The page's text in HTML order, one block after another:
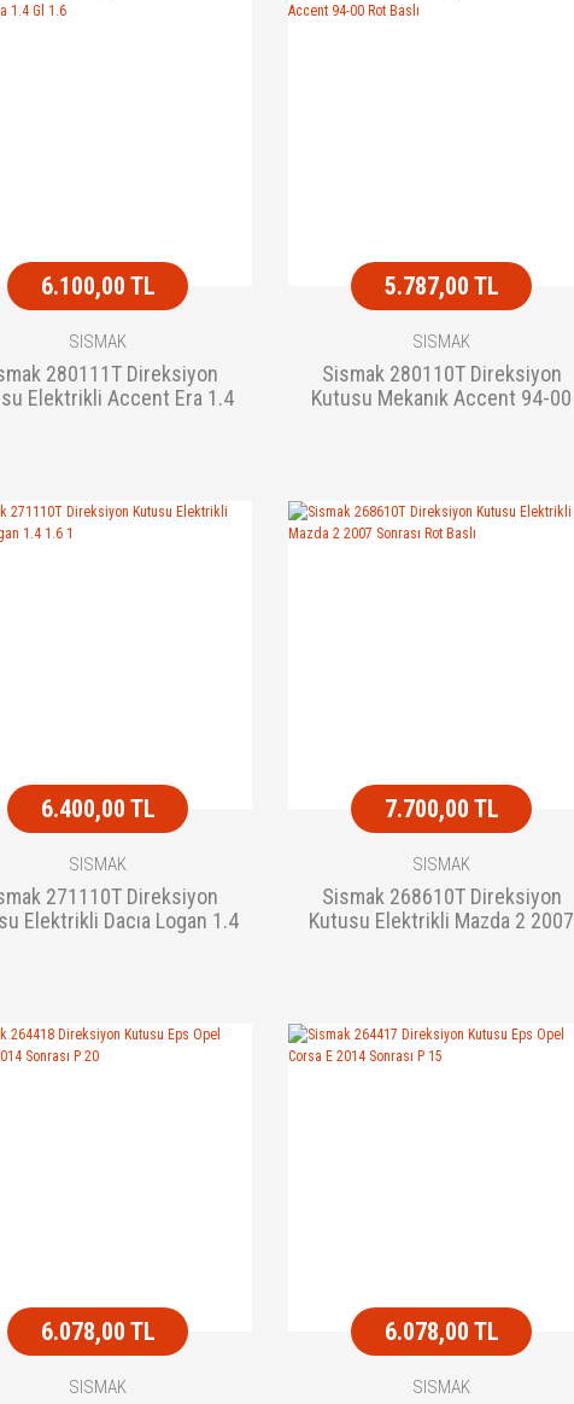
6.100,00 TL
SISMAK
280111T Direksiyon
Elektrikli Accent Era 1.4
5.787,00 TL
SISMAK
Sismak 280110T Direksiyon
Kutusu Mekanık Accent 94-00
6.400,00 TL
SISMAK
271110T Direksiyon
Elektrikli Dacıa Logan 1.4
7.700,00 TL
SISMAK
Sismak 268610T Direksiyon
Kutusu Elektrikli Mazda 2 2007
6.078,00 TL
SISMAK
6.078,00 TL
SISMAK